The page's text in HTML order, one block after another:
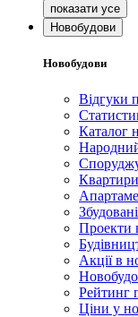
Новобудови
Новобудови
Відгуки
Каталог
Проекти
Акції в
Рейтинг
Ціни у